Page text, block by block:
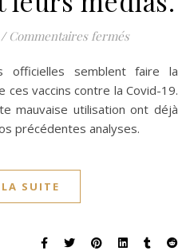
/ Commentaires ferméssur Vaccins
vaccins contre la Covid-19.
mauvaise utilisation ont déjà
précédentes analyses.
SUITE